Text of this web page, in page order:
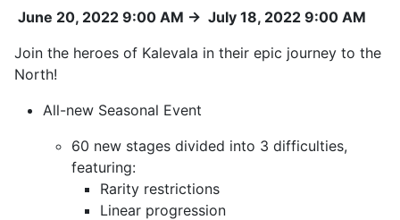
June 20, 2022 9:00 AM → July 18, 2022 9:00 AM
Join the heroes of Kalevala in their epic journey to the
North!
All-new Seasonal Event
60 new stages divided into 3 difficulties,
featuring:
Rarity restrictions
Linear progression